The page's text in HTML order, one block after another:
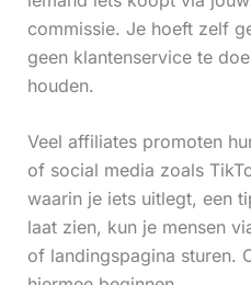
commissie. Je hoeft zelf
geen klantenservice te
houden.
Veel affiliates promoten
of social media zoals
waarin je iets uitlegt, een
laat zien, kun je mensen
of landingspagina sturen.